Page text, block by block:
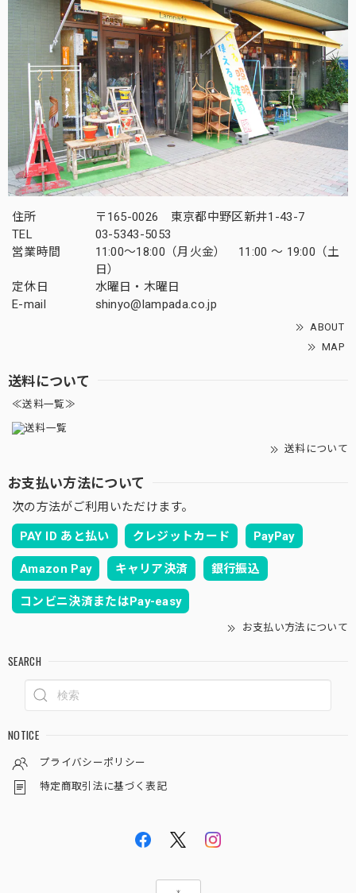
住所
〒165-0026 東京都中野区新井1-43-7
TEL
03-5343-5053
営業時間
11:00～18:00（月火金） 11:00 ～ 19:00（土
日）
定休日
水曜日・木曜日
E-mail
shinyo@lampada.co.jp
ABOUT
MAP
送料について
≪送料一覧≫
送料について
お支払い方法について
次の方法がご利用いただけます。
PAY ID あと払い クレジットカード PayPay
Amazon Pay キャリア決済 銀行振込
コンビニ決済またはPay-easy
お支払い方法について
SEARCH
NOTICE
プライバシーポリシー
特定商取引法に基づく表記